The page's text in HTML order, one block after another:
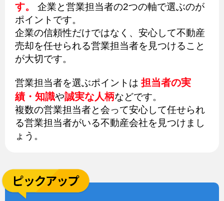
す。
企業と営業担当者の2つの軸で選ぶのが
ポイントです。
企業の信頼性だけではなく、安心して不動産
売却を任せられる営業担当者を見つけること
が大切です。
営業担当者を選ぶポイントは 担当者の実
績・知識や誠実な人柄などです。
複数の営業担当者と会って安心して任せられ
る営業担当者がいる不動産会社を見つけまし
ょう。